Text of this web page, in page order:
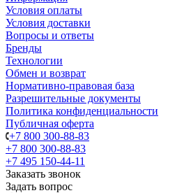
Условия оплаты
Условия доставки
Вопросы и ответы
Бренды
Технологии
Обмен и возврат
Нормативно-правовая база
Разрешительные документы
Политика конфиденциальности
Публичная оферта
+7 800 300-88-83
+7 800 300-88-83
+7 495 150-44-11
Заказать звонок
Задать вопрос